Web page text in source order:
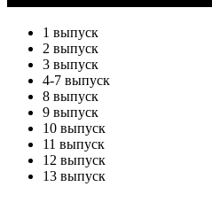
1 выпуск
2 выпуск
3 выпуск
4-7 выпуск
8 выпуск
9 выпуск
10 выпуск
11 выпуск
12 выпуск
13 выпуск